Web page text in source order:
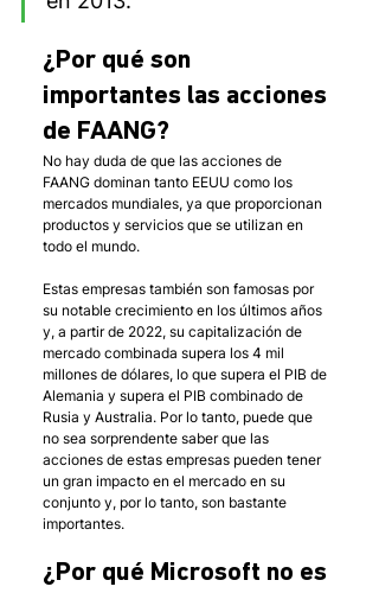
¿Por qué son
importantes las acciones
de FAANG?
No hay duda de que las acciones de
FAANG dominan tanto EEUU como los
mercados mundiales, ya que proporcionan
productos y servicios que se utilizan en
todo el mundo.
Estas empresas también son famosas por
su notable crecimiento en los últimos años
y, a partir de 2022, su capitalización de
mercado combinada supera los 4 mil
millones de dólares, lo que supera el PIB de
Alemania y supera el PIB combinado de
Rusia y Australia. Por lo tanto, puede que
no sea sorprendente saber que las
acciones de estas empresas pueden tener
un gran impacto en el mercado en su
conjunto y, por lo tanto, son bastante
importantes.
¿Por qué Microsoft no es